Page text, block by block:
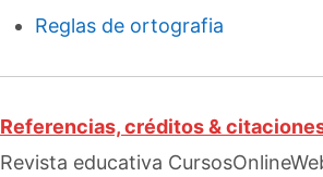
Reglas de ortografia
Referencias, créditos &
Revista educativa